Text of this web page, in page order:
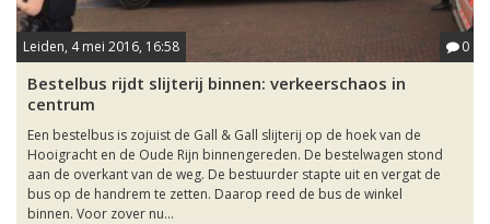
Leiden, 4 mei 2016, 16:58 0
Bestelbus rijdt slijterij binnen: verkeerschaos in
centrum
Een bestelbus is zojuist de Gall & Gall slijterij op de hoek van de
Hooigracht en de Oude Rijn binnengereden. De bestelwagen stond
aan de overkant van de weg. De bestuurder stapte uit en vergat de
bus op de handrem te zetten. Daarop reed de bus de winkel
binnen. Voor zover nu...